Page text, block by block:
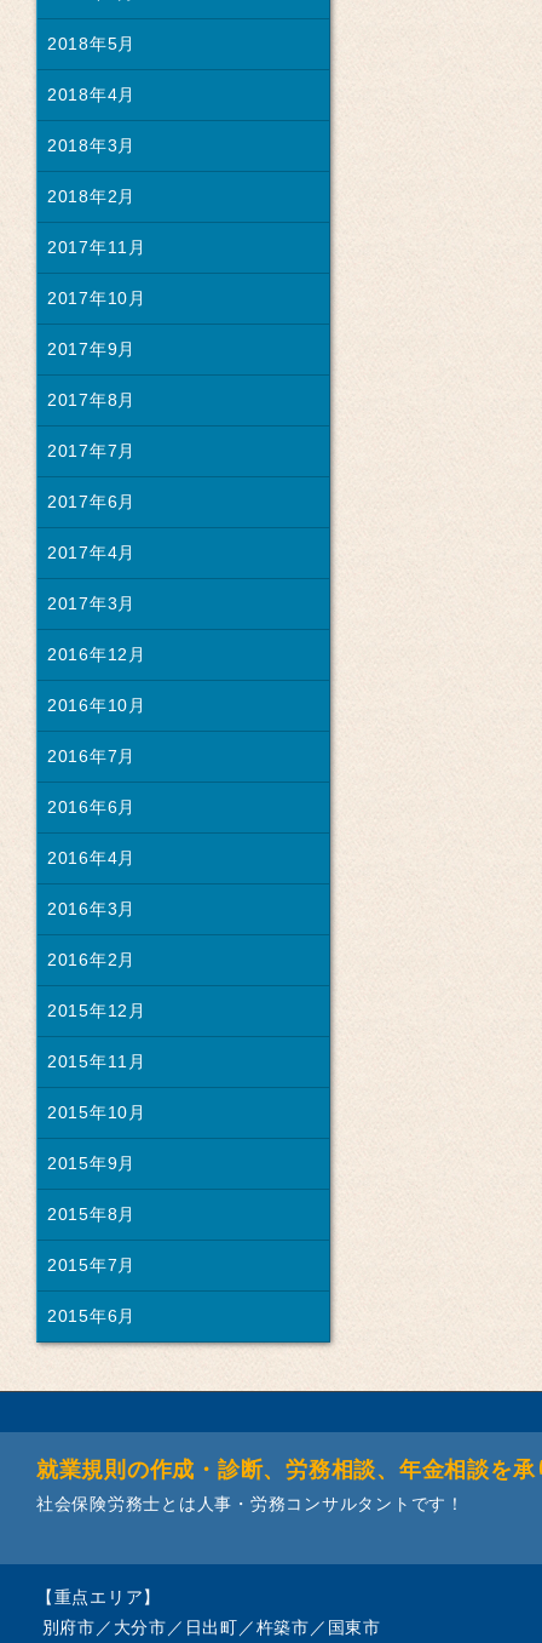
2018年5月
2018年4月
2018年3月
2018年2月
2017年11月
2017年10月
2017年9月
2017年8月
2017年7月
2017年6月
2017年4月
2017年3月
2016年12月
2016年10月
2016年7月
2016年6月
2016年4月
2016年3月
2016年2月
2015年12月
2015年11月
2015年10月
2015年9月
2015年8月
2015年7月
2015年6月
就業規則の作成・診断、労務相談、年金相談を承
社会保険労務士とは人事・労務コンサルタントです！
【重点エリア】
別府市／大分市／日出町／杵築市／国東市